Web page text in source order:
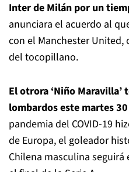
Inter de Milán por un
anunciara el acuerdo al
con el Manchester
del tocopillano.
El otrora ‘Niño Maravilla’
lombardos este martes
pandemia del COVID-19
de Europa, el goleador
Chilena masculina seguirá